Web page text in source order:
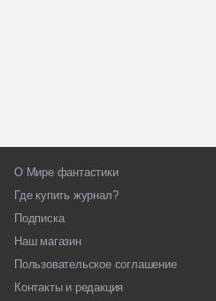
О Мире фантастики
Где купить журнал?
Подписка
Наш магазин
Пользовательское соглашение
Контакты и редакция